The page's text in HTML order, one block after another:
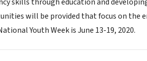
will be provided that focus on the
Youth Week is June 13-19, 2020.